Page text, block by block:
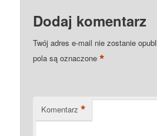
Dodaj komentarz
Twój adres e-mail nie zostanie
pola są oznaczone*
Komentarz *